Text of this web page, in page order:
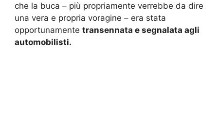
che la buca – più propriamente verrebbe da dire
una vera e propria voragine – era stata
opportunamente transennata e segnalata agli
automobilisti.